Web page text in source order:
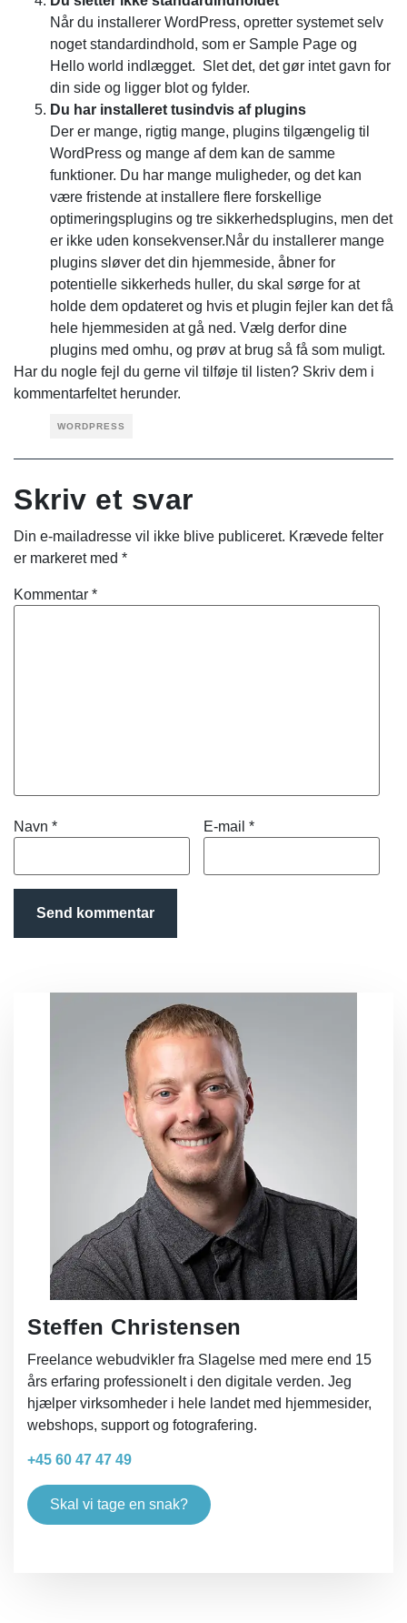
Når du installerer WordPress, opretter systemet selv
noget standardindhold, som er Sample Page og
Hello world indlægget. Slet det, det gør intet gavn for
din side og ligger blot og fylder.
Du har installeret tusindvis af plugins
Der er mange, rigtig mange, plugins tilgængelig til
WordPress og mange af dem kan de samme
funktioner. Du har mange muligheder, og det kan
være fristende at installere flere forskellige
optimeringsplugins og tre sikkerhedsplugins, men det
er ikke uden konsekvenser.Når du installerer mange
plugins sløver det din hjemmeside, åbner for
potentielle sikkerheds huller, du skal sørge for at
holde dem opdateret og hvis et plugin fejler kan det få
hele hjemmesiden at gå ned. Vælg derfor dine
plugins med omhu, og prøv at brug så få som muligt.
Har du nogle fejl du gerne vil tilføje til listen? Skriv dem i
kommentarfeltet herunder.
WORDPRESS
Skriv et svar
Din e-mailadresse vil ikke blive publiceret. Krævede felter
er markeret med *
Kommentar *
Navn * E-mail *
Steffen Christensen
Freelance webudvikler fra Slagelse med mere end 15
års erfaring professionelt i den digitale verden. Jeg
hjælper virksomheder i hele landet med hjemmesider,
webshops, support og fotografering.
+45 60 47 47 49
Skal vi tage en snak?